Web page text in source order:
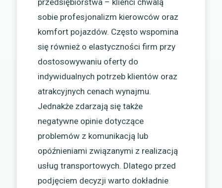
sobie profesjonalizm kierowców oraz
komfort pojazdów. Często wspomina
się również o elastyczności firm przy
dostosowywaniu oferty do
indywidualnych potrzeb klientów oraz
atrakcyjnych cenach wynajmu.
Jednakże zdarzają się także
negatywne opinie dotyczące
problemów z komunikacją lub
opóźnieniami związanymi z realizacją
usług transportowych. Dlatego przed
podjęciem decyzji warto dokładnie